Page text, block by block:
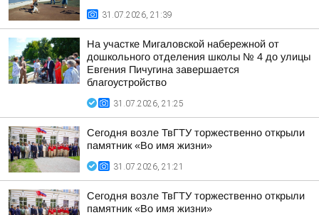
31.07.2026, 21:39
На участке Мигаловской набережной от
дошкольного отделения школы № 4 до улицы
Евгения Пичугина завершается
благоустройство
31.07.2026, 21:25
Сегодня возле ТвГТУ торжественно открыли
памятник «Во имя жизни»
31.07.2026, 21:21
Сегодня возле ТвГТУ торжественно открыли
памятник «Во имя жизни»